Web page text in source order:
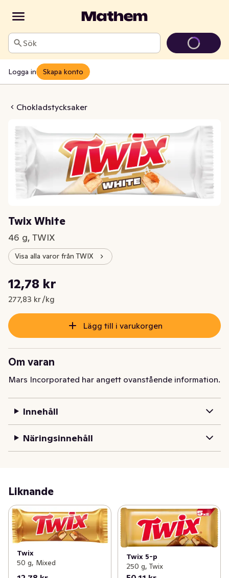
Sök
Logga in Skapa konto
Chokladstycksaker
White
Twix White
46 g, TWIX
Visa alla varor från TWIX
Nuvarande pris är: 12,78 kr
12,78 kr
277,83 kr /kg
Styckpris: 277,83 kr /kg
Lägg till i varukorgen
Om varan
Mars Incorporated har angett ovanstående information.
Innehåll
Näringsinnehåll
Liknande
Twix
50 g, Mixed
Twix 5-p
250 g, Twix